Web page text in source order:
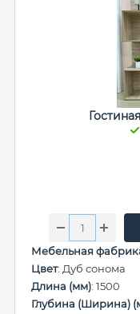
Мебельная
Цвет: Дуб сонома
Длина (мм): 1500
Глубина (Ширина)